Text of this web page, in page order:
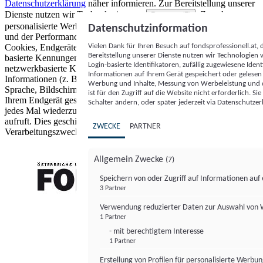
Datenschutzerklärung näher informieren. Zur Bereitstellung unserer
Dienste nutzen wir Technologien von
Partnern (5)
. Zwecke:
personalisierte Werbung und Inhalte, Messung von Werbeleistung
und der Performance von Inhalten sowie Zielgruppenforschung.
Cookies, Endgeräte- oder ähnliche Online-Kennungen (z. B. login-
basierte Kennungen, zufällig generierte Kennungen,
netzwerkbasierte Kennungen) können zusammen mit anderen
Informationen (z. B. Browsertyp und Browserinformationen,
Sprache, Bildschirmgröße, unterstützte Technologien usw.) auf
Ihrem Endgerät gespeichert oder von dort ausgelesen werden, um es
jedes Mal wiederzuerkennen, wenn es eine App oder einer Webseite
aufruft. Dies geschieht für einen oder mehrere der hier aufgeführten
Verarbeitungszwecke.
Datenschutzinformation
Vielen Dank für Ihren Besuch auf
Bereitstellung unserer Dienste nutzen wir Technologien
Login-basierte Identifikatoren, zufällig zugewiesene
Informationen auf Ihrem Gerät gespeichert oder
Werbung und Inhalte, Messung von Werbeleistung
ist für den Zugriff auf die Website nicht erforderlich.
Schalter ändern, oder später jederzeit via
ZWECKE PARTNER
Allgemein Zwecke (7)
Speichern von oder Zugriff auf Informationen auf
3 Partner
Verwendung reduzierter Daten zur Auswahl von
1 Partner
- mit berechtigtem Interesse
1 Partner
Erstellung von Profilen für personalisierte
FONDS professionell